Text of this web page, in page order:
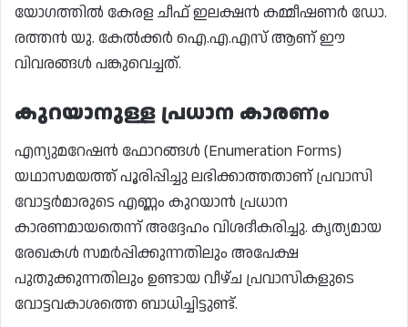
യോഗത്തിൽ കേരള ചീഫ് ഇലക്ഷൻ കമ്മീഷണർ ഡോ.
രത്തൻ യു. കേൽക്കർ ഐ.എ.എസ് ആണ് ഈ
വിവരങ്ങൾ പങ്കുവെച്ചത്.
കുറയാനുള്ള പ്രധാന കാരണം
എന്യുമറേഷൻ ഫോറങ്ങൾ (Enumeration Forms)
യഥാസമയത്ത് പൂരിപ്പിച്ചു ലഭിക്കാത്തതാണ് പ്രവാസി
വോട്ടർമാരുടെ എണ്ണം കുറയാൻ പ്രധാന
കാരണമായതെന്ന് അദ്ദേഹം വിശദീകരിച്ചു. കൃത്യമായ
രേഖകൾ സമർപ്പിക്കുന്നതിലും അപേക്ഷ
പുതുക്കുന്നതിലും ഉണ്ടായ വീഴ്ച പ്രവാസികളുടെ
വോട്ടവകാശത്തെ ബാധിച്ചിട്ടുണ്ട്.